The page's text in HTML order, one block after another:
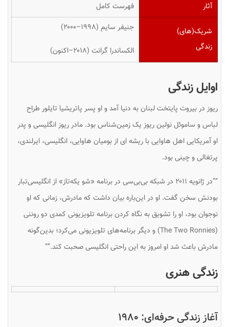
آثار
فهرست کامل
شریک(های)
زندگی
جنیفر سایم (۱۹۹۸–۲۰۰۰)
الکساندرا گرانت (۲۰۱۸–اکنون)
اوایل زندگی
ریوز در بیروت پایتخت لبنان به دنیا آمد و او پسر پاتریشیا تایلور طراح
لباس و ساموئل نولین ریوز یک زمین‌شناس بود. مادر ریوز انگلیسی و پدر
او آمریکایی اهل هاوایی با ریشه ای از بومیان هاوایی، انگلیسی، ایرلندی،
پرتغالی و چینی بود.
“”در ژانویه ۲۰۱۱ در شبکه بی‌بی‌سی در برنامه «شو یکه‌تاز» از انگلیسی‌تبار
بودنش سخن گفت. او در این‌باره بیان داشت که مادرش، زمانی که او
نوجوان بود، او را تشویق به نگاه کردن برنامه تلویزیونی کمدی دو روننی
(
The Two Ronnies) و دیگر برنامه‌های تلویزیونی می‌کرد؛ بدین‌گونه
مادرش باعث شد او امروز به این راحتی انگلیسی صحبت کند.””
زندگی هنری
آغاز زندگی حرفه‌ای: ۱۹۸۰